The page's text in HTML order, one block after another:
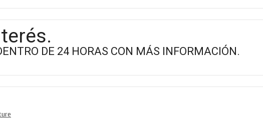
DE 24 HORAS CON MÁS INFORMACIÓN.